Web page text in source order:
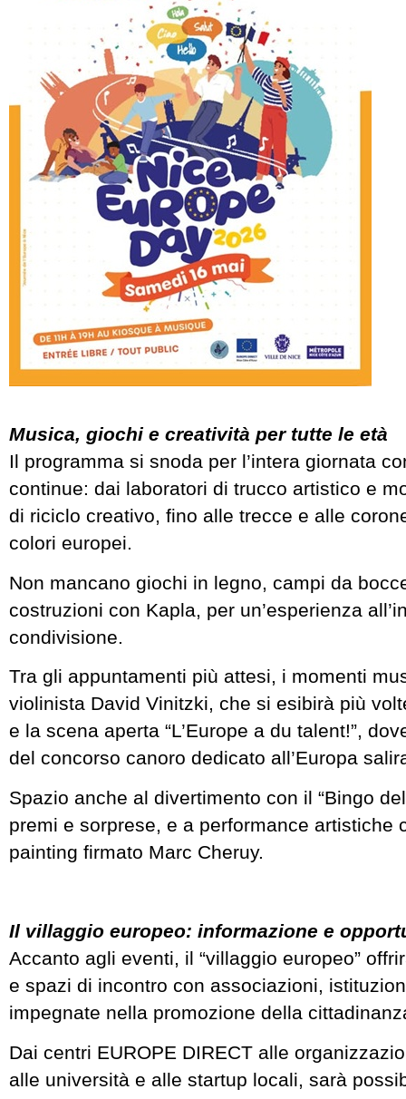
Musica, giochi e creatività per tutte le età
Il programma si snoda per l’intera giornata
continue: dai laboratori di trucco artistico e
di riciclo creativo, fino alle trecce e alle
colori europei.
Non mancano giochi in legno, campi da
costruzioni con Kapla, per un’esperienza
condivisione.
Tra gli appuntamenti più attesi, i momenti
violinista David Vinitzki, che si esibirà più
e la scena aperta “L’Europe a du talent!”,
del concorso canoro dedicato all’Europa
Spazio anche al divertimento con il “Bingo
premi e sorprese, e a performance artistiche
painting firmato Marc Cheruy.
Il villaggio europeo: informazione e
Accanto agli eventi, il “villaggio europeo”
e spazi di incontro con associazioni,
impegnate nella promozione della
Dai centri EUROPE DIRECT alle
alle università e alle startup locali, sarà